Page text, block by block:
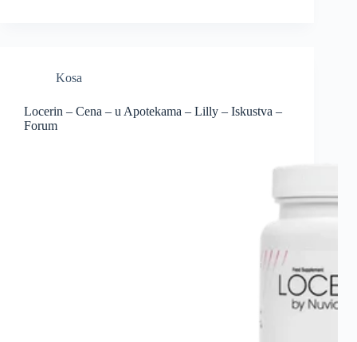
Kosa
Locerin – Cena – u Apotekama – Lilly – Iskustva –
Forum